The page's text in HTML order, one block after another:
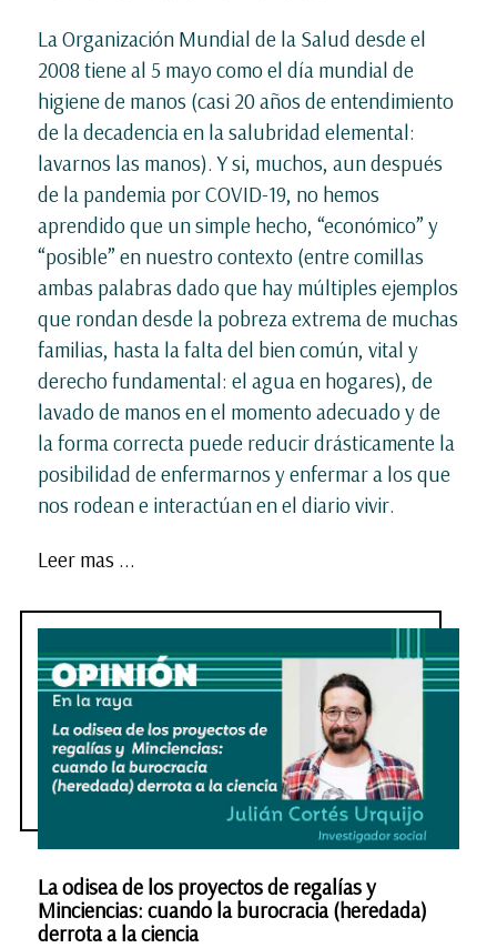
La Organización Mundial de la Salud desde el
2008 tiene al 5 mayo como el día mundial de
higiene de manos (casi 20 años de entendimiento
de la decadencia en la salubridad elemental:
lavarnos las manos). Y si, muchos, aun después
de la pandemia por COVID-19, no hemos
aprendido que un simple hecho, “económico” y
“posible” en nuestro contexto (entre comillas
ambas palabras dado que hay múltiples ejemplos
que rondan desde la pobreza extrema de muchas
familias, hasta la falta del bien común, vital y
derecho fundamental: el agua en hogares), de
lavado de manos en el momento adecuado y de
la forma correcta puede reducir drásticamente la
posibilidad de enfermarnos y enfermar a los que
nos rodean e interactúan en el diario vivir.
Leer mas ...
La odisea de los proyectos de regalías y
Minciencias: cuando la burocracia (heredada)
derrota a la ciencia